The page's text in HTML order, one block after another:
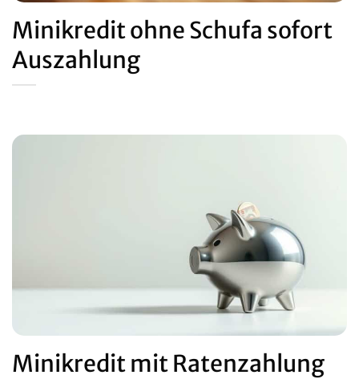
Minikredit ohne Schufa sofort
Auszahlung
Minikredit mit Ratenzahlung